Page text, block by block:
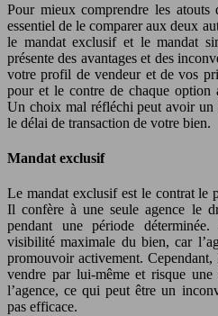
Pour mieux comprendre les
essentiel de le comparer aux deux
le mandat exclusif et le mandat
présente des avantages et des
votre profil de vendeur et de vos
pour et le contre de chaque option
Un choix mal réfléchi peut avoir
le délai de transaction de votre bien.
Mandat exclusif
Le mandat exclusif est le contrat le
Il confère à une seule agence le
pendant une période
visibilité maximale du bien, car
promouvoir activement.
vendre par lui-même et risque une
l’agence, ce qui peut être un
pas efficace.